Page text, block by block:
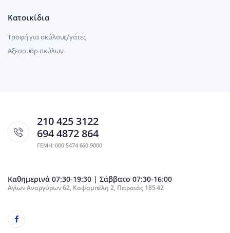
Κατοικίδια
Τροφή για σκύλους/γάτες
Αξεσουάρ σκύλων
210 425 3122
694 4872 864
ΓΕΜΗ: 000 5474 660 9000
Καθημερινά 07:30-19:30 | Σάββατο 07:30-16:00
Αγίων Αναργύρων 62, Καψαμπέλη 2, Πειραιάς 185 42